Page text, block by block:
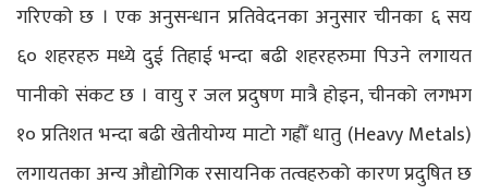
गरिएको छ । एक अनुसन्धान प्रतिवेदनका अनुसार चीनका ६ सय
६० शहरहरु मध्ये दुई तिहाई भन्दा बढी शहरहरुमा पिउने लगायत
पानीको संकट छ । वायु र जल प्रदुषण मात्रै होइन, चीनको लगभग
१० प्रतिशत भन्दा बढी खेतीयोग्य माटो गह्रौँ धातु (Heavy Metals)
लगायतका अन्य औद्योगिक रसायनिक तत्वहरुको कारण प्रदुषित छ